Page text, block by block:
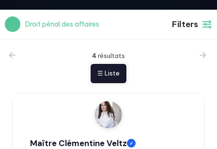
Droit pénal des affaires Filters
4résultats
☰ Liste
Maître Clémentine Veltz ✓